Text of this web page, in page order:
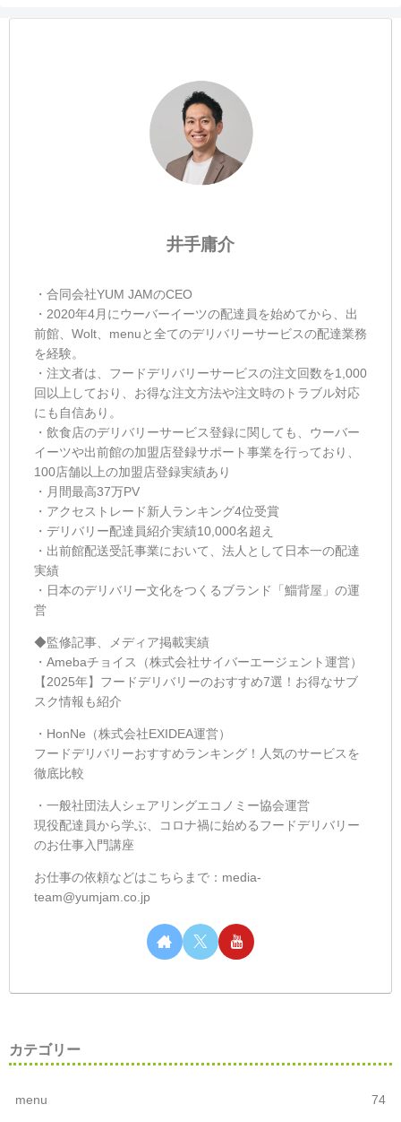
井手庸介
・合同会社YUM JAMのCEO
・2020年4月にウーバーイーツの配達員を始めてから、出
前館、Wolt、menuと全てのデリバリーサービスの配達業務
を経験。
・注文者は、フードデリバリーサービスの注文回数を1,000
回以上しており、お得な注文方法や注文時のトラブル対応
にも自信あり。
・飲食店のデリバリーサービス登録に関しても、ウーバー
イーツや出前館の加盟店登録サポート事業を行っており、
100店舗以上の加盟店登録実績あり
・月間最高37万PV
・アクセストレード新人ランキング4位受賞
・デリバリー配達員紹介実績10,000名超え
・出前館配送受託事業において、法人として日本一の配達
実績
・日本のデリバリー文化をつくるブランド「 鯔背屋 」の運
営
◆監修記事、メディア掲載実績
・Amebaチョイス（株式会社サイバーエージェント運営）
【2025年】フードデリバリーのおすすめ7選！お得なサブ
スク情報も紹介
・HonNe（株式会社EXIDEA運営）
フードデリバリーおすすめランキング！人気のサービスを
徹底比較
・一般社団法人シェアリングエコノミー協会運営
現役配達員から学ぶ、コロナ禍に始めるフードデリバリー
のお仕事入門講座
お仕事の依頼などはこちらまで：media-
team@yumjam.co.jp
カテゴリー
menu 74